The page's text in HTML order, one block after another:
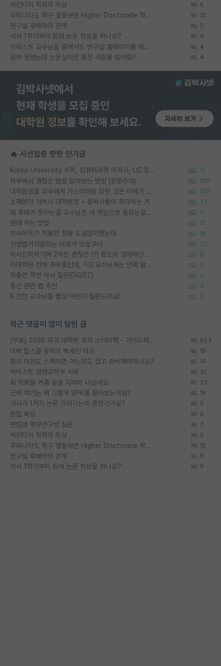
세컨티어 학회의 위상 6
우리나라도 학구 열풍보면 Higher Doctorate 학위가 필요하다고 봅니다. 12
연구실 후배와의 관계 5
석사 1학기부터 원래 논문 작성을 하나요? 9
카이스트 교수님들 중에서도 연구실 홈페이지를 마련 안 하신 분들이 계시던데 4
공부 못했는데 논문실적은 좋은 사람을 싫어함? 4
🔥 시선집중 핫한 인기글
Korea University 수학, 컴퓨터과학 이학사, UC Berkeley 산업공학 대학원 공학박사가 되는 것은 쉽지 않겠죠? 11
외부에서 괜찮은 랩을 알아보는 방법 (장문주의) 280
대학원생들 교수에게 가스라이팅 당한 것은 이해가 갑니다. 안타깝네요. 120
소재분야 석박사 대학원생 + 물박사들이 착각하는 거 77
왜 후배가 못하는걸 교수님은 내 책임으로 돌리는걸까요? 7
편애 하는 방법 17
이사이트가 처음엔 정말 도움많이됐는데 16
신생랩가지말라는 이유가 있었구나 20
박사진학하기에 2억은 괜찮은 (?) 정도의 경제력인가요 8
타대학원 컨텍 준비중인데, 지도교수님께는 언제 말씀드려야 할까요? 2
정출연 학연 박사 질문(DGIST) 2
통신 관련 랩 추천 3
K 전전 교수님들 랩실 어떤지 질문드려요! 2
최근 댓글이 많이 달린 글
[무료] 2026 미국 대학원 유학 스타터팩 - 가이드북 & 합격자 컨택메일 템플릿 653
미박 탑스쿨 유학이 빡세진 이유 19
혹시 이정도 스펙이면 어느정도 잡고 준비해야하나요? 14
카이스트 경영공학부 서류 31
AI 학회들 거품 슬슬 지적이 나오네요 33
근데 여기는 왜 그렇게 SPK를 물어보는거임? 18
석사가 1저자 논문 가져가는게 흔한건가요? 5
면접 복장 9
편입생 학부연구생 질문 7
세컨티어 학회의 위상 6
우리나라도 학구 열풍보면 Higher Doctorate 학위가 필요하다고 봅니다. 12
연구실 후배와의 관계 5
석사 1학기부터 원래 논문 작성을 하나요? 9